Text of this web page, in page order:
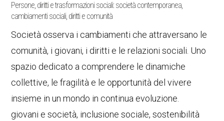
Persone, diritti e trasformazioni sociali: società contemporanea,
cambiamenti sociali, diritti e comunità
Società osserva i cambiamenti che attraversano le
comunità, i giovani, i diritti e le relazioni sociali. Uno
spazio dedicato a comprendere le dinamiche
collettive, le fragilità e le opportunità del vivere
insieme in un mondo in continua evoluzione.
giovani e società, inclusione sociale, sostenibilità